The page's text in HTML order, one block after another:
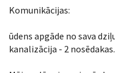
Komunikācijas:
ūdens apgāde no sava
kanalizācija - 2 nosēdakas.